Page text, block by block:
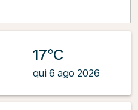
17°C
qui 6 ago 2026